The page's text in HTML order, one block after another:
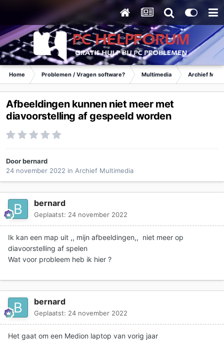
Home Problemen / Vragen software? Multimedia Archief
Afbeeldingen kunnen niet meer met
diavoorstelling af gespeeld worden
Doorbernard
24 november 2022 in Archief Multimedia
bernard
Geplaatst: 24 november 2022
Ik kan een map uit ,, mijn afbeeldingen,, niet meer op
diavoorstelling af spelen
Wat voor probleem heb ik hier ?
bernard
Geplaatst: 24 november 2022
Het gaat om een Medion laptop van vorig jaar